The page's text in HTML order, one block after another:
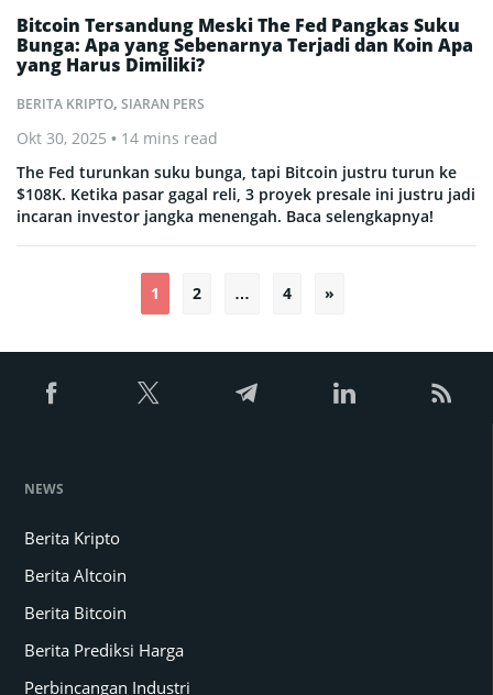
BERITA KRIPTO, SIARAN PERS
Bitcoin Tersandung Meski The Fed Pangkas Suku
Bunga: Apa yang Sebenarnya Terjadi dan Koin Apa
yang Harus Dimiliki?
Okt 30, 2025 • 14 mins read
The Fed turunkan suku bunga, tapi Bitcoin justru turun ke
$108K. Ketika pasar gagal reli, 3 proyek presale ini justru jadi
incaran investor jangka menengah. Baca selengkapnya!
Paginasi
1 2 … 4 »
NEWS
Berita Kripto
Berita Altcoin
Berita Bitcoin
Berita Prediksi Harga
Perbincangan Industri